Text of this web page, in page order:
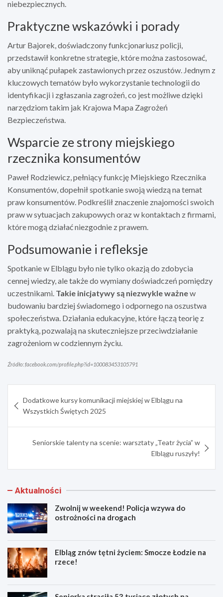
niebezpiecznych.
Praktyczne wskazówki i porady
Artur Bajorek, doświadczony funkcjonariusz policji,
przedstawił konkretne strategie, które można zastosować,
aby uniknąć pułapek zastawionych przez oszustów. Jednym z
kluczowych tematów było wykorzystanie technologii do
identyfikacji i zgłaszania zagrożeń, co jest możliwe dzięki
narzędziom takim jak Krajowa Mapa Zagrożeń
Bezpieczeństwa.
Wsparcie ze strony miejskiego
rzecznika konsumentów
Paweł Rodziewicz, pełniący funkcję Miejskiego Rzecznika
Konsumentów, dopełnił spotkanie swoją wiedzą na temat
praw konsumentów. Podkreślił znaczenie znajomości swoich
praw w sytuacjach zakupowych oraz w kontaktach z firmami,
które mogą działać niezgodnie z prawem.
Podsumowanie i refleksje
Spotkanie w Elblągu było nie tylko okazją do zdobycia
cennej wiedzy, ale także do wymiany doświadczeń pomiędzy
uczestnikami. Takie inicjatywy są niezwykle ważnew
budowaniu bardziej świadomego i odpornego na oszustwa
społeczeństwa. Działania edukacyjne, które łączą teorię z
praktyką, pozwalają na skuteczniejsze przeciwdziałanie
zagrożeniom w codziennym życiu.
Źródło: facebook.com/profile.php?id=100083453105791
wpisu
Dodatkowe kursy komunikacji miejskiej w Elblągu na
Wszystkich Świętych 2025
Seniorskie talenty na scenie: warsztaty „Teatr życia” w
Elblągu ruszyły!
Aktualności
Zwolnij w weekend! Policja wzywa do
ostrożności na drogach
Elbląg znów tętni życiem: Smocze Łodzie na
rzece!